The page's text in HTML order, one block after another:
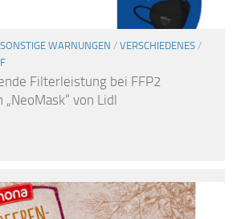
SONSTIGE WARNUNGEN / VERSCHIEDENES /
Filterleistung bei FFP2
von Lidl